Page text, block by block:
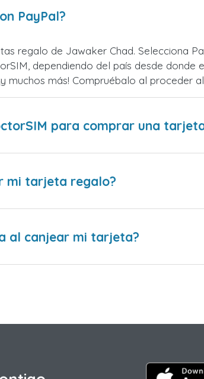
PayPal?
regalo de Jawaker Chad. Selecciona
dependiendo del país desde donde
muchos más! Compruébalo al proceder
para comprar una
mi tarjeta regalo?
al canjear mi tarjeta?